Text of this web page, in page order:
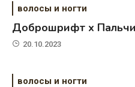
волосы и ногти
Доброшрифт х
20.10.2023
волосы и ногти